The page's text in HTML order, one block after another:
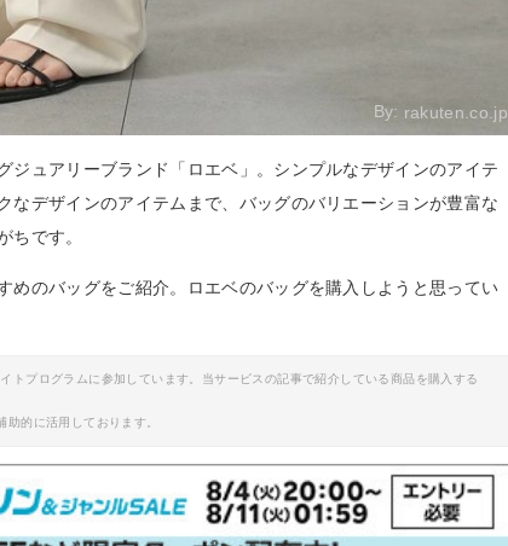
By: rakuten.co.jp
ジュアリーブランド「ロエベ」。シンプルなデザインのアイテ
なデザインのアイテムまで、バッグのバリエーションが豊富な
ちです。
めのバッグをご紹介。ロエベのバッグを購入しようと思ってい
プログラムに参加しています。当サービスの記事で紹介している商品を購入する
的に活用しております。